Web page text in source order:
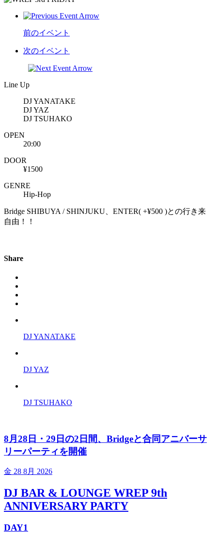
前のイベント
次のイベント
Line Up
DJ YANATAKE
DJ YAZ
DJ TSUHAKO
OPEN
20:00
DOOR
¥1500
GENRE
Hip-Hop
Bridge SHIBUYA / SHINJUKU、ENTER( +¥500 )との行き来
自由！！
Share
DJ YANATAKE
DJ YAZ
DJ TSUHAKO
8月28日・29日の2日間、Bridgeと合同アニバーサ
リーパーティを開催
金 28 8月 2026
DJ BAR & LOUNGE WREP 9th
ANNIVERSARY PARTY
DAY1